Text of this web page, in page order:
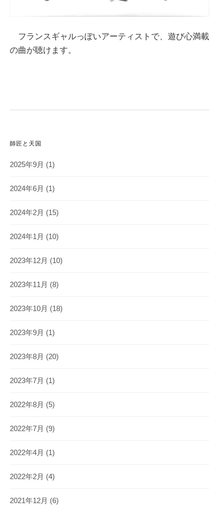
フランスギャルっぽいアーティストで、遊び心満載
の曲が聴けます。
師匠と天国
2025年9月 (1)
2024年6月 (1)
2024年2月 (15)
2024年1月 (10)
2023年12月 (10)
2023年11月 (8)
2023年10月 (18)
2023年9月 (1)
2023年8月 (20)
2023年7月 (1)
2022年8月 (5)
2022年7月 (9)
2022年4月 (1)
2022年2月 (4)
2021年12月 (6)